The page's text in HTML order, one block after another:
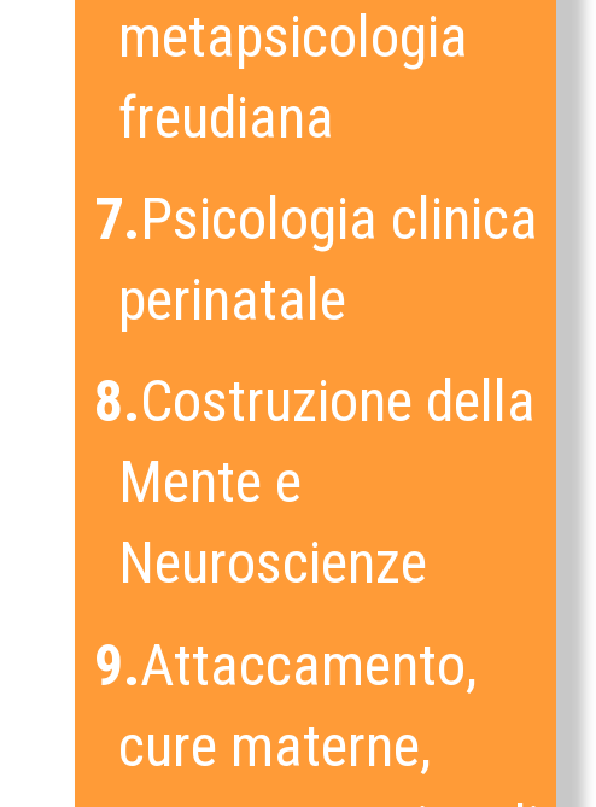
metapsicologia
freudiana
7.Psicologia clinica
perinatale
8.Costruzione della
Mente e
Neuroscienze
9.Attaccamento,
cure materne,